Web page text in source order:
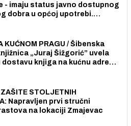
- imaju status javno dostupnog
dobra u općoj upotrebi.
KUĆNOM PRAGU / Šibenska
„Juraj Šižgorić” uvela
dostavu knjiga na kućnu adresu
STOLJETNIH
Napravljen prvi stručni
na lokaciji Zmajevac